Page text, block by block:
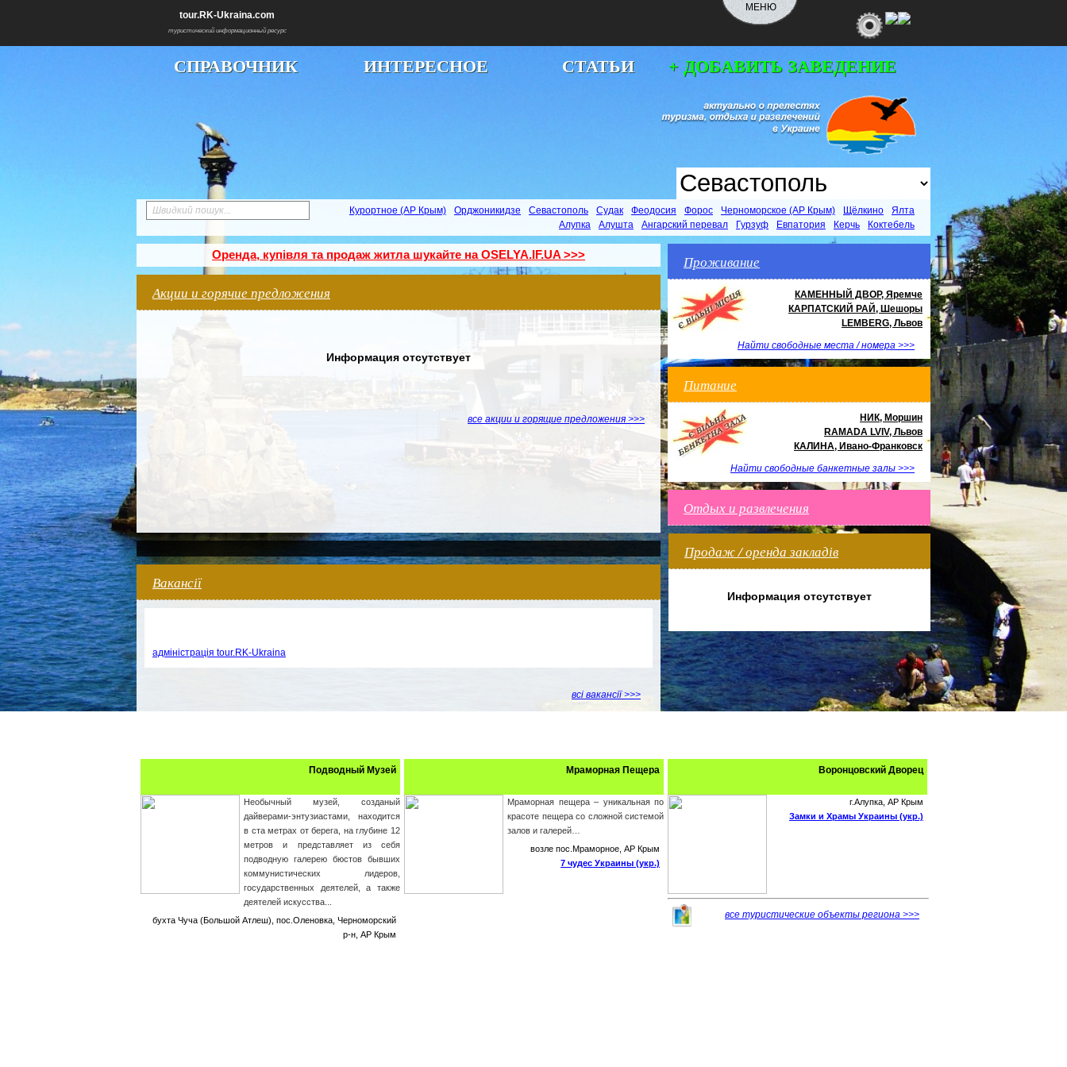
tour.RK-Ukraina.com
туристический информационный ресурс
МЕНЮ
СПРАВОЧНИК ИНТЕРЕСНОЕ СТАТЬИ + ДОБАВИТЬ ЗАВЕДЕНИЕ
Швидкий пошук... Ялта
Щёлкино
Черноморское (АР Крым)
Форос
Феодосия
Судак
Севастополь
Орджоникидзе
Курортное (АР Крым)
Коктебель
Керчь
Евпатория
Гурзуф
Ангарский перевал
Алушта
Алупка
Оренда, купівля та продаж житла шукайте на OSELYA.IF.UA >>>
Акции и горячие предложения
Информация отсутствует
все акции и горящие предложения >>>
Вакансії
адміністрація tour.RK-Ukraina
всі вакансії >>>
Проживание
КАМЕННЫЙ ДВОР, Яремче
КАРПАТСКИЙ РАЙ, Шешоры
LEMBERG, Львов
Найти свободные места / номера >>>
Питание
НИК, Моршин
RAMADA LVIV, Львов
КАЛИНА, Ивано-Франковск
Найти свободные банкетные залы >>>
Отдых и развлечения
Продаж / оренда закладів
Информация отсутствует
Подводный Музей
Необычный музей, созданый
дайверами-энтузиастами, находится
в ста метрах от берега, на глубине 12
метров и представляет из себя
подводную галерею бюстов бывших
коммунистических лидеров,
государственных деятелей, а также
деятелей искусства...
бухта Чуча (Большой Атлеш), пос.Оленовка, Черноморский
р-н, АР Крым
Мраморная Пещера
Мраморная пещера – уникальная по
красоте пещера со сложной системой
залов и галерей…
возле пос.Мраморное, АР Крым
7 чудес Украины (укр.)
Воронцовский Дворец
г.Алупка, АР Крым
Замки и Храмы Украины (укр.)
все туристические объекты региона >>>